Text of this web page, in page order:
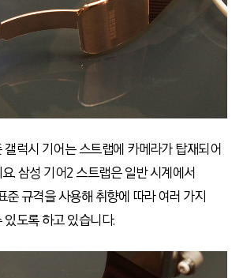
럭시 기어는 스트랩에 카메라가 탑재되어
. 삼성 기어2 스트랩은 일반 시계에서
규격을 사용해 취향에 따라 여러 가지
도록 하고 있습니다.